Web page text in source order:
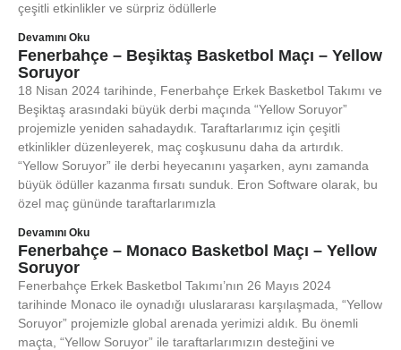
çeşitli etkinlikler ve sürpriz ödüllerle
Devamını Oku
Fenerbahçe – Beşiktaş Basketbol Maçı – Yellow
Soruyor
18 Nisan 2024 tarihinde, Fenerbahçe Erkek Basketbol Takımı ve
Beşiktaş arasındaki büyük derbi maçında “Yellow Soruyor”
projemizle yeniden sahadaydık. Taraftarlarımız için çeşitli
etkinlikler düzenleyerek, maç coşkusunu daha da artırdık.
“Yellow Soruyor” ile derbi heyecanını yaşarken, aynı zamanda
büyük ödüller kazanma fırsatı sunduk. Eron Software olarak, bu
özel maç gününde taraftarlarımızla
Devamını Oku
Fenerbahçe – Monaco Basketbol Maçı – Yellow
Soruyor
Fenerbahçe Erkek Basketbol Takımı’nın 26 Mayıs 2024
tarihinde Monaco ile oynadığı uluslararası karşılaşmada, “Yellow
Soruyor” projemizle global arenada yerimizi aldık. Bu önemli
maçta, “Yellow Soruyor” ile taraftarlarımızın desteğini ve